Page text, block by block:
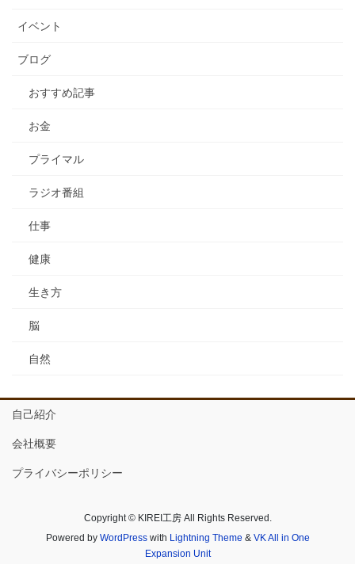
イベント
ブログ
おすすめ記事
お金
プライマル
ラジオ番組
仕事
健康
生き方
脳
自然
自己紹介
会社概要
プライバシーポリシー
Copyright © KIREI工房 All Rights Reserved.
Powered by WordPresswith Lightning Theme & VK All in One
Expansion Unit